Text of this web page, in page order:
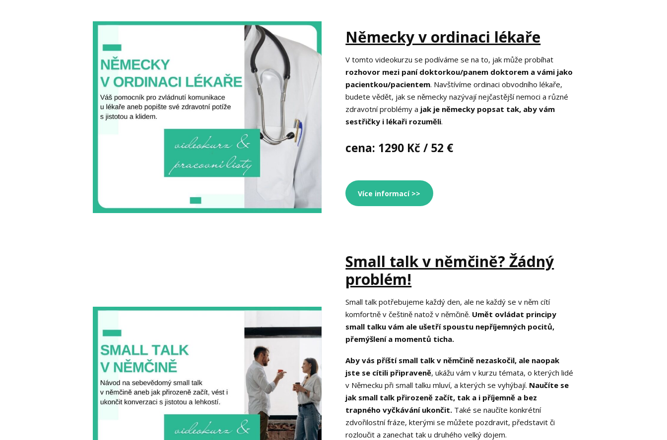
Německy v ordinaci lékaře
V tomto videokurzu se podíváme se na to, jak může probíhat
rozhovor mezi paní doktorkou/panem doktorem a vámi jako
pacientkou/pacientem. Navštívíme ordinaci obvodního lékaře,
budete vědět, jak se německy nazývají nejčastější nemoci a různé
zdravotní problémy a jak je německy popsat tak, aby vám
sestřičky i lékaři rozuměli.
cena: 1290 Kč / 52 €
Více informací >>
Small talk v němčině? Žádný
problém!
Small talk potřebujeme každý den, ale ne každý se v něm cítí
komfortně v češtině natož v němčině. Umět ovládat principy
small talku vám ale ušetří spoustu nepříjemných pocitů,
přemýšlení a momentů ticha.
Aby vás příští small talk v němčině nezaskočil, ale naopak
jste se cítili připraveně, ukážu vám v kurzu témata, o kterých lidé
v Německu při small talku mluví, a kterých se vyhýbají. Naučíte se
jak small talk přirozeně začít, tak a i příjemně a bez
trapného vyčkávání ukončit. Také se naučíte konkrétní
zdvořilostní fráze, kterými se můžete pozdravit, představit či
rozloučit a zanechat tak u druhého velký dojem.